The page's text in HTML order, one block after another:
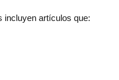
incluyen artículos que: